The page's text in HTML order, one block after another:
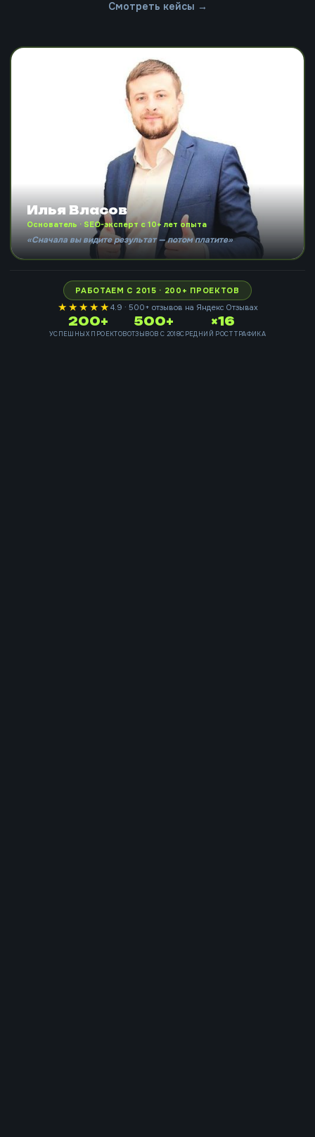
Смотреть кейсы →
Илья Власов
Основатель · SEO-эксперт с 10+ лет опыта
«Сначала вы видите результат — потом платите»
РАБОТАЕМ С 2015 · 200+ ПРОЕКТОВ
★★★★★ 4.9 · 500+ отзывов на Яндекс Отзывах
200+
УСПЕШНЫХ ПРОЕКТОВ
500+
ОТЗЫВОВ С 2018
×16
СРЕДНИЙ РОСТ ТРАФИКА